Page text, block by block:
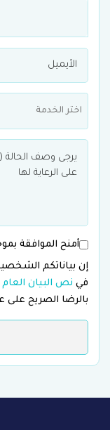
اختر الخدمة
أمنح الموافقة
إن بياناتكم
في نص البيان العام
بالرضا الصريح على